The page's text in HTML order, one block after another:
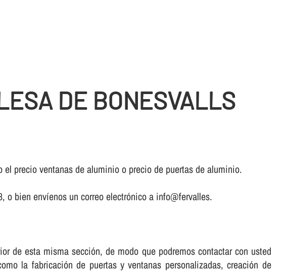
DE BONESVALLS
precio ventanas de aluminio o precio de puertas de aluminio.
o bien enví­enos un correo electrónico a info@fervalles.
de esta misma sección, de modo que podremos contactar con usted
la fabricación de puertas y ventanas personalizadas, creación de